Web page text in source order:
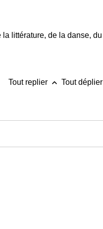
littérature, de la danse, du
Tout replier keyboard_arrow_up Tout déplier